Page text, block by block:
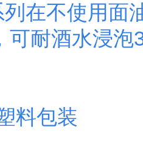
在不使用面
可耐酒水浸
料包装